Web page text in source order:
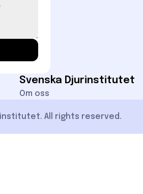
Svenska Djurinstitutet
Om oss
All rights reserved.